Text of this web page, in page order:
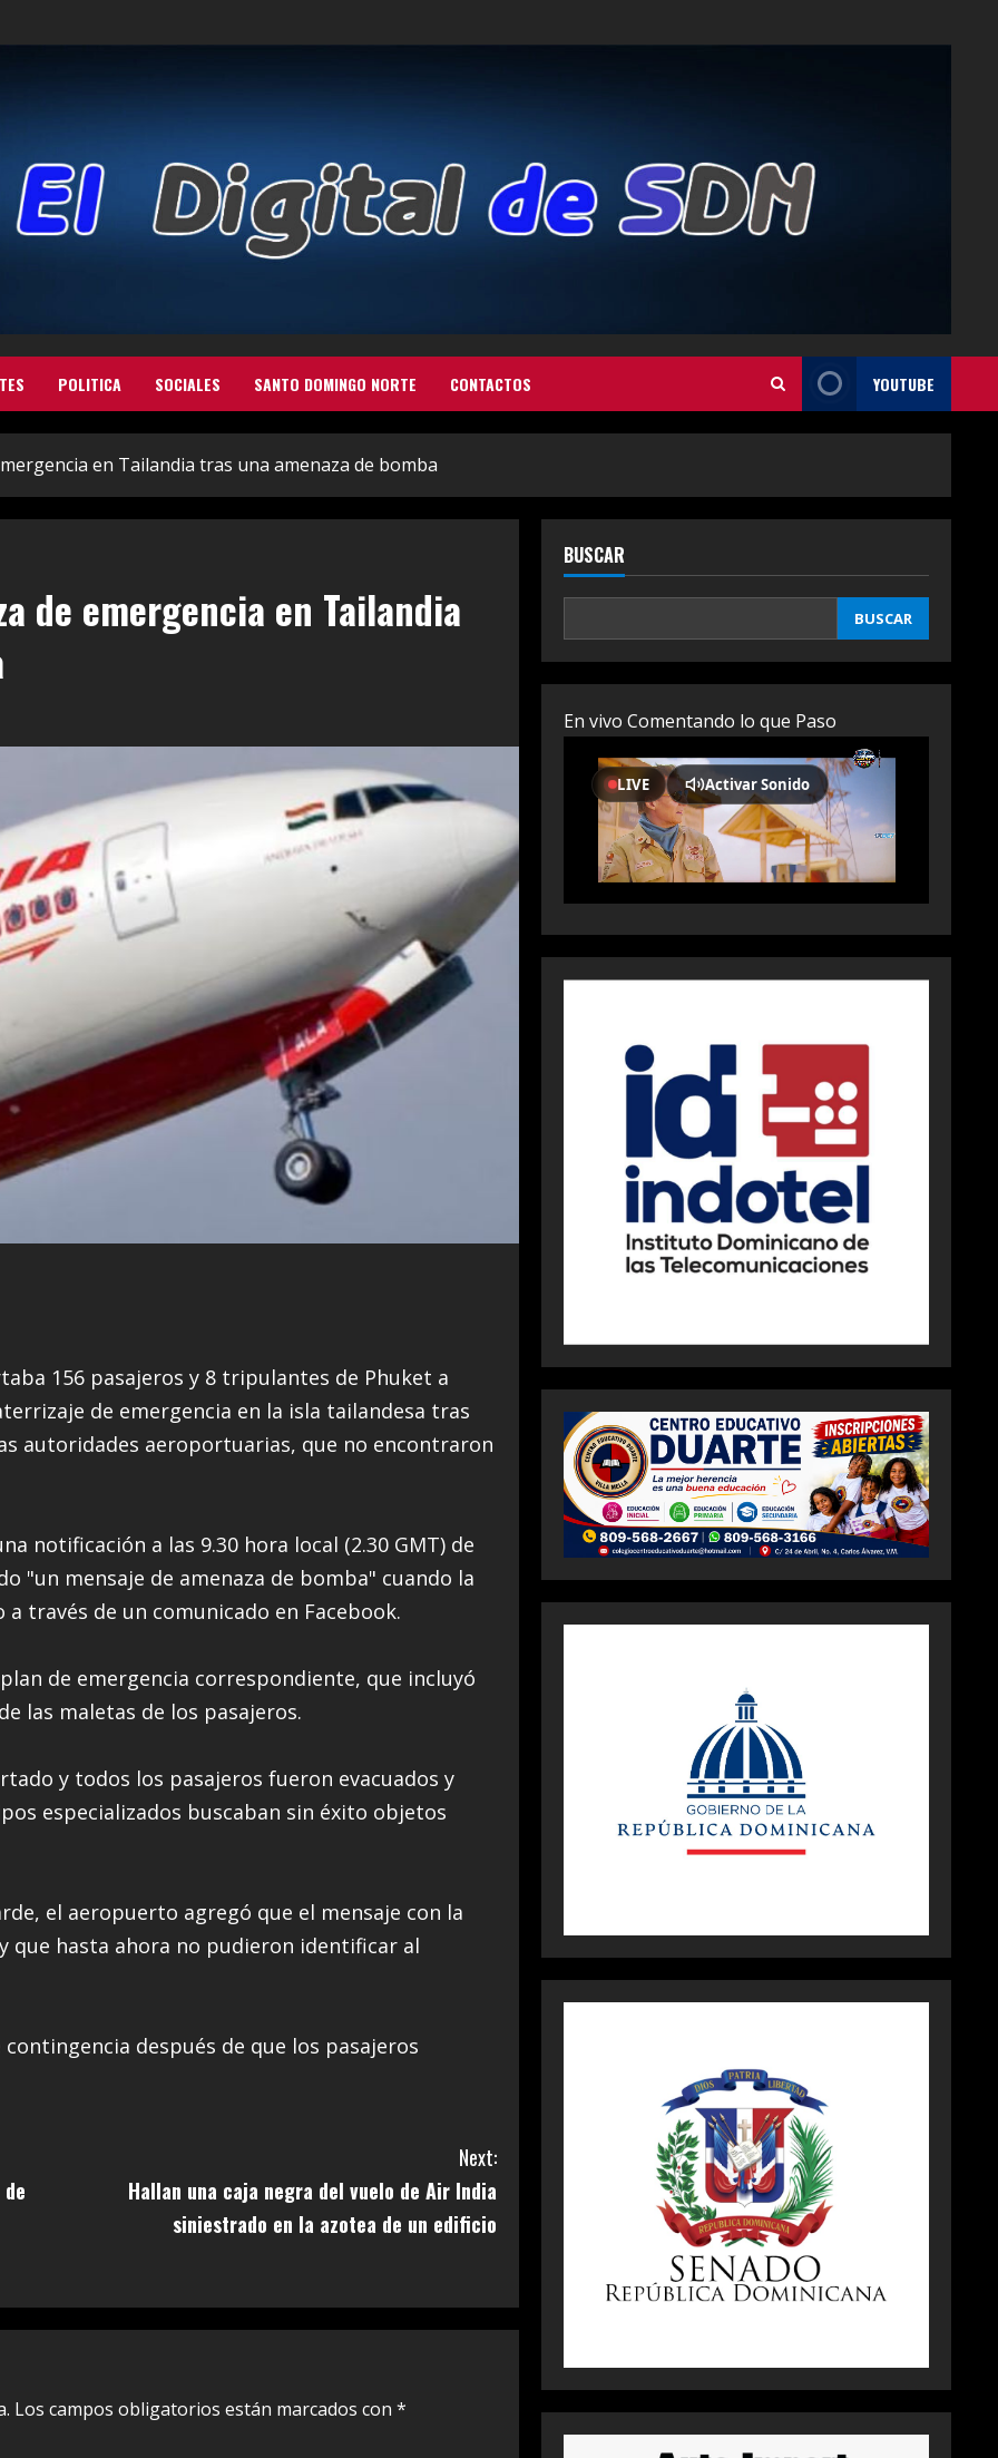
POLITICA SOCIALES SANTO DOMINGO NORTE CONTACTOS YOUTUBE
en Tailandia tras una amenaza de bomba
de emergencia en Tailandia
156 pasajeros y 8 tripulantes de Phuket a
de emergencia en la isla tailandesa tras
autoridades aeroportuarias, que no encontraron
notificación a las 9.30 hora local (2.30 GMT) de
"un mensaje de amenaza de bomba" cuando la
través de un comunicado en Facebook.
de emergencia correspondiente, que incluyó
las maletas de los pasajeros.
y todos los pasajeros fueron evacuados y
especializados buscaban sin éxito objetos
el aeropuerto agregó que el mensaje con la
que hasta ahora no pudieron identificar al
después de que los pasajeros
Next:
Hallan una caja negra del vuelo de Air India
siniestrado en la azotea de un edificio
Los campos obligatorios están marcados con *
BUSCAR
BUSCAR
En vivo Comentando lo que Paso